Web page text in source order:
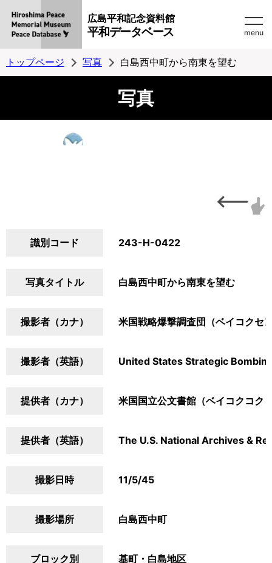
広島平和記念資料館
平和データベース menu
トップページ 写真 白島西中町から南東を望む
写真
識別コード 243-H-0422
写真タイトル 白島西中町から南東を望む
撮影者（カナ） 米国戦略爆撃調査団（ベイコクセ
撮影者（英語） United States Strategic
提供者（カナ） 米国国立公文書館（ベイコクコク
提供者（英語） The U.S. National Archives &
撮影日時 11/5/45
撮影場所 白島西中町
ブロック別 基町・白島地区